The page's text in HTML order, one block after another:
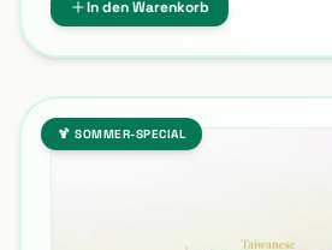
Sommer Grün - Limette
Frischer und leichter Zitronen-Grüntee
saurer Limette. Der perfekte,
heißen Sommertagen.